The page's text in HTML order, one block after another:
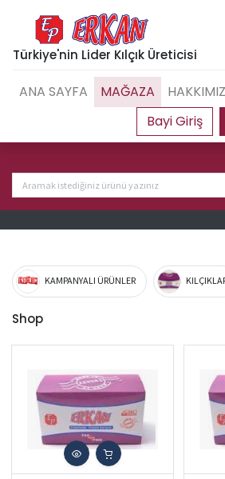
Türkiye'nin Lider Kılçık Üreticisi
ANA SAYFA MAĞAZA
KAMPANYALI ÜRÜNLER
Shop